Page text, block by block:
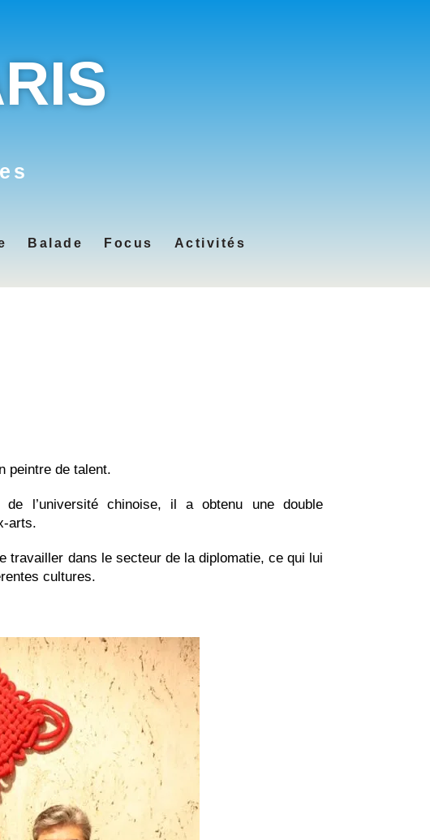
Balade Focus
Activités
peintre de talent.
de l’université chinoise, il a obtenu une double
arts.
travailler dans le secteur de la diplomatie, ce qui lui
cultures.